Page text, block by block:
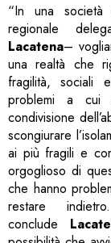
“In una società
regionale
Lacatena–
una realtà che
fragilità, sociali
problemi a cui
condivisione
scongiurare
ai più fragili e
orgoglioso di
che hanno
restare
conclude